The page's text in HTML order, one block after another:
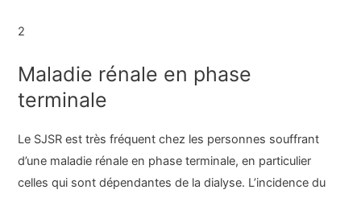
2
Maladie rénale en phase
terminale
Le SJSR est très fréquent chez les personnes souffrant
d’une maladie rénale en phase terminale, en particulier
celles qui sont dépendantes de la dialyse. L’incidence du